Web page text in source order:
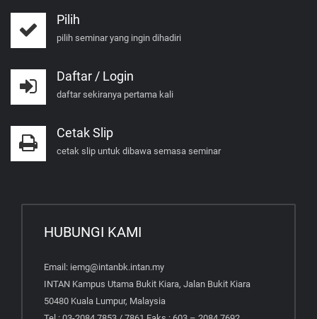
Pilih
pilih seminar yang ingin dihadiri
Daftar / Login
daftar sekiranya pertama kali
Cetak Slip
cetak slip untuk dibawa semasa seminar
HUBUNGI KAMI
Email: iemg@intanbk.intan.my
INTAN Kampus Utama Bukit Kiara, Jalan Bukit Kiara
50480 Kuala Lumpur, Malaysia